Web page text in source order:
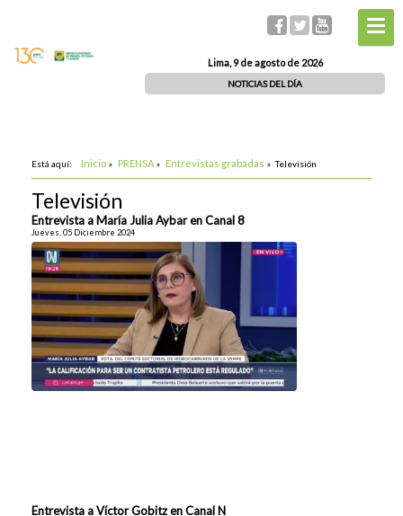
Lima, 9 de agosto de 2026
NOTICIAS DEL DÍA
Está aquí: Inicio » PRENSA » Entrevistas grabadas » Televisión
Televisión
Entrevista a María Julia Aybar en Canal 8
Jueves, 05 Diciembre 2024
Entrevista a Víctor Gobitz en Canal N